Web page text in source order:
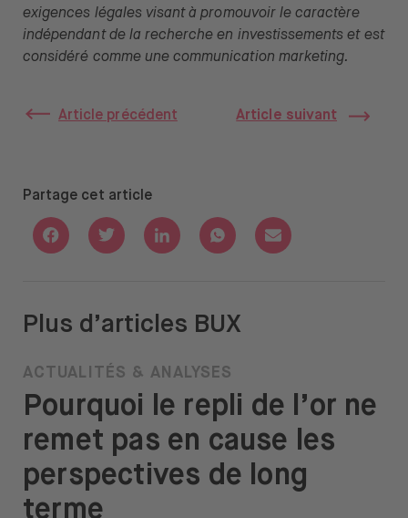
exigences légales visant à promouvoir le caractère
indépendant de la recherche en investissements et est
considéré comme une communication marketing.
Article précédent Article suivant
Partage cet article
Share with Facebook
Share with Twitter
Share with Linkedin
Share with Whatsapp
Share with Email
Plus d’articles BUX
ACTUALITÉS & ANALYSES
Pourquoi le repli de l’or ne
remet pas en cause les
perspectives de long
terme